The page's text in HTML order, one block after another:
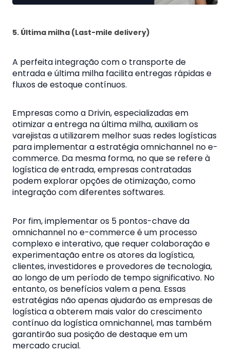
5. Última milha (Last-mile delivery)
A perfeita integração com o transporte de
entrada e última milha facilita entregas rápidas e
fluxos de estoque contínuos.
Empresas como a Drivin, especializadas em
otimizar a entrega na última milha, auxiliam os
varejistas a utilizarem melhor suas redes logísticas
para implementar a estratégia omnichannel no e-
commerce. Da mesma forma, no que se refere à
logística de entrada, empresas contratadas
podem explorar opções de otimização, como
integração com diferentes softwares.
Por fim, implementar os 5 pontos-chave da
omnichannel no e-commerce é um processo
complexo e interativo, que requer colaboração e
experimentação entre os atores da logística,
clientes, investidores e provedores de tecnologia,
ao longo de um período de tempo significativo. No
entanto, os benefícios valem a pena. Essas
estratégias não apenas ajudarão as empresas de
logística a obterem mais valor do crescimento
contínuo da logística omnichannel, mas também
garantirão sua posição de destaque em um
mercado crucial.